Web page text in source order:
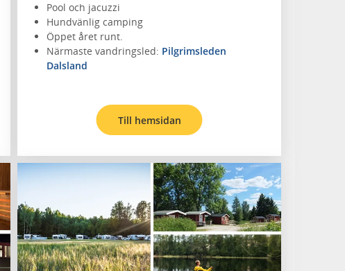
Pool och jacuzzi
Hundvänlig camping
Öppet året runt.
Närmaste vandringsled: Pilgrimsleden
Dalsland
Till hemsidan